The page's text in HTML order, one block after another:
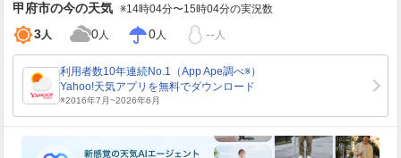
甲府市の今の天気 ※14時04分〜15時04分の実況数
3人 0人 0人 -- 人